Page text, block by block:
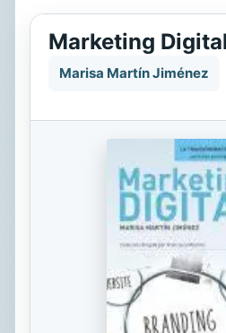
Marketing Digital
Marisa Martín Jiménez